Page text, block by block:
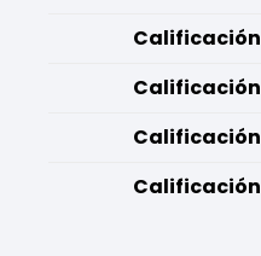
Calificación
Calificación
Calificación
Calificación